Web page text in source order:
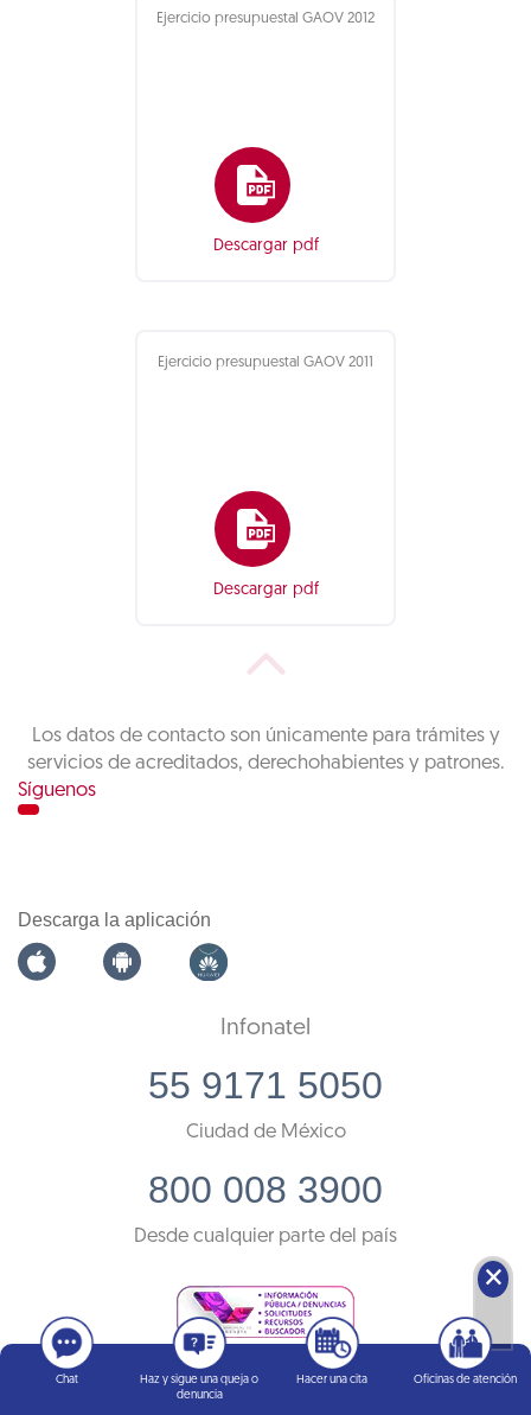
Ejercicio presupuestal GAOV 2012
Descargar pdf
Ejercicio presupuestal GAOV 2011
Descargar pdf
Los datos de contacto son únicamente para trámites y
servicios de acreditados, derechohabientes y patrones.
Síguenos
Descarga la aplicación
Infonatel
55 9171 5050
Ciudad de México
800 008 3900
Desde cualquier parte del país
🗙
Chat
Haz y sigue una queja o
denuncia
Hacer una cita Oficinas de atención